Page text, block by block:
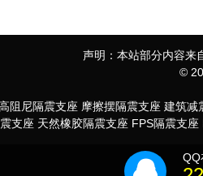
QQ
声明：本站部分内容来
©
阻尼隔震支座 摩擦摆隔震支座 建筑减
支座 天然橡胶隔震支座 FPS隔震支座